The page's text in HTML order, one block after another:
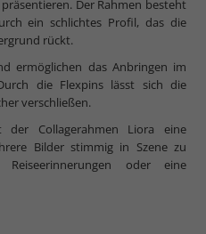
Der Rahmen besteht
ein schlichtes Profil, das die
rückt.
ermöglichen das Anbringen im
die Flexpins lässt sich die
verschließen.
Collagerahmen Liora eine
Bilder stimmig in Szene zu
oder eine